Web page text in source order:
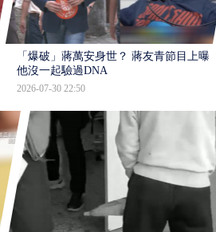
「爆破」蔣萬安身世？ 蔣友青節目上曝：
他沒一起驗過DNA
2026-07-30 22:50